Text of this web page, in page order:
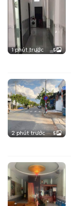
1 phút trước 5
2 phút trước 5